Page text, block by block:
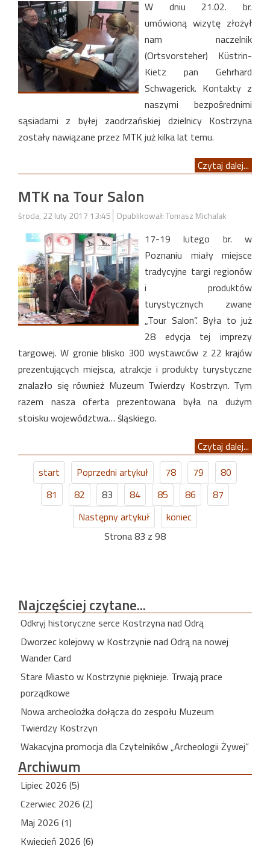
W dniu 21.02. br.
umówioną wizytę złożył
nam naczelnik
(Ortsvorsteher) Küstrin-
Kietz pan Gehrhard
Schwagerick. Kontakty z
naszymi bezpośrednimi
sąsiadami z byłej zaodrzańskiej dzielnicy Kostrzyna
zostały nawiązane przez MTK już kilka lat temu.
Czytaj dalej...
MTK na Tour Salon
środa, 22 luty 2017 13:45 Opublikował: Tomasz Michalak
17-19 lutego br. w
Poznaniu miały miejsce
tradycyjne targi regionów
i produktów
turystycznych zwane
„Tour Salon”. Była to już
28 edycja tej imprezy
targowej. W gronie blisko 300 wystawców z 22 krajów
prezentujących miejsca, atrakcje i produkty turystyczne
znalazło się również Muzeum Twierdzy Kostrzyn. Tym
razem nasza oferta prezentowana była na dużym
stoisku województwa… śląskiego.
Czytaj dalej...
start
Poprzedni artykuł 78 79
80
81
82 83 84 85 86
87
Następny artykuł
koniec
Strona 83 z 98
Najczęściejczytane...
Odkryj historyczne serce Kostrzyna nad Odrą
Dworzec kolejowy w Kostrzynie nad Odrą na nowej
Wander Card
Stare Miasto w Kostrzynie pięknieje. Trwają prace
porządkowe
Nowa archeolożka dołącza do zespołu Muzeum
Twierdzy Kostrzyn
Wakacyjna promocja dla Czytelników „Archeologii Żywej”
Archiwum
Lipiec 2026 (5)
Czerwiec 2026 (2)
Maj 2026 (1)
Kwiecień 2026 (6)